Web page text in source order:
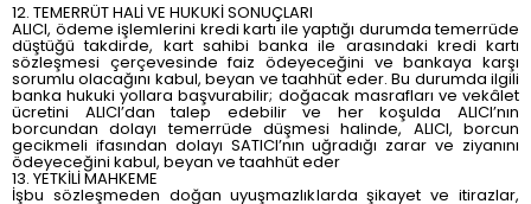
12. TEMERRÜT HALİ VE HUKUKİ SONUÇLARI
ALICI, ödeme işlemlerini kredi kartı ile yaptığı durumda temerrüde
düştüğü takdirde, kart sahibi banka ile arasındaki kredi kartı
sözleşmesi çerçevesinde faiz ödeyeceğini ve bankaya karşı
sorumlu olacağını kabul, beyan ve taahhüt eder. Bu durumda ilgili
banka hukuki yollara başvurabilir; doğacak masrafları ve vekâlet
ücretini ALICI’dan talep edebilir ve her koşulda ALICI’nın
borcundan dolayı temerrüde düşmesi halinde, ALICI, borcun
gecikmeli ifasından dolayı SATICI’nın uğradığı zarar ve ziyanını
ödeyeceğini kabul, beyan ve taahhüt eder
13. YETKİLİ MAHKEME
İşbu sözleşmeden doğan uyuşmazlıklarda şikayet ve itirazlar,